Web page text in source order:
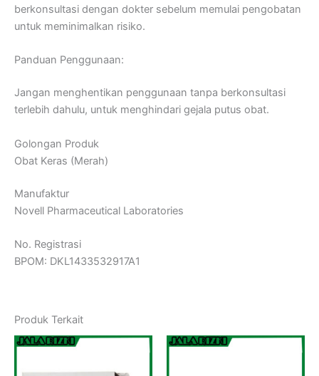
berkonsultasi dengan dokter sebelum memulai pengobatan
untuk meminimalkan risiko.
Panduan Penggunaan:
Jangan menghentikan penggunaan tanpa berkonsultasi
terlebih dahulu, untuk menghindari gejala putus obat.
Golongan Produk
Obat Keras (Merah)
Manufaktur
Novell Pharmaceutical Laboratories
No. Registrasi
BPOM: DKL1433532917A1
Produk Terkait